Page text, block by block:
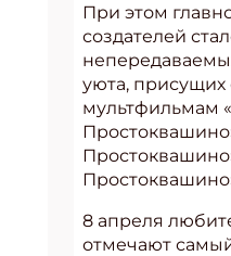
При этом
создателей
уюта,
мультфильмам
8 апреля
отмечают